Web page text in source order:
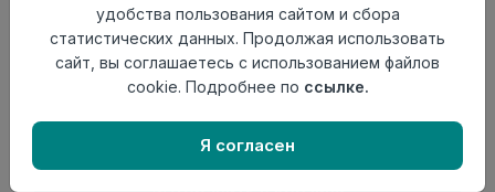
21кл
Длина
0,8
Ширина
0,5
Китай
удобства пользования сайтом и сбора
статистических данных. Продолжая использовать
сайт, вы соглашаетесь с использованием файлов
cookie. Подробнее по ссылке.
Я согласен